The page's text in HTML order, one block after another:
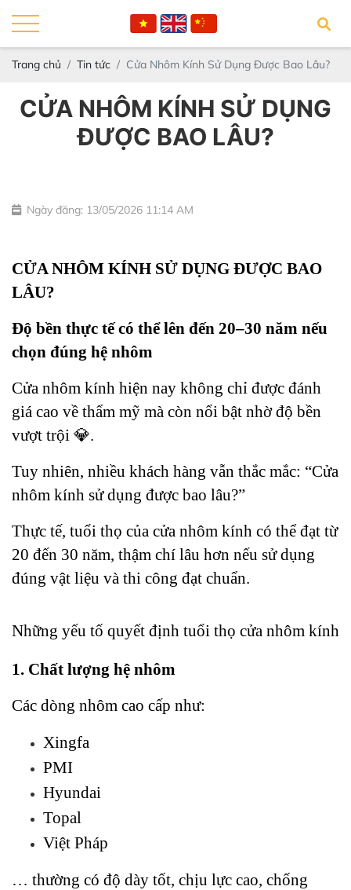
Trang chủ Tin tức Cửa Nhôm Kính Sử Dụng Được Bao Lâu?
CỬA NHÔM KÍNH SỬ DỤNG
ĐƯỢC BAO LÂU?
Ngày đăng: 13/05/2026 11:14 AM
CỬA NHÔM KÍNH SỬ DỤNG ĐƯỢC BAO
LÂU?
Độ bền thực tế có thể lên đến 20–30 năm nếu
chọn đúng hệ nhôm
Cửa nhôm kính hiện nay không chỉ được đánh
giá cao về thẩm mỹ mà còn nổi bật nhờ độ bền
vượt trội 💎.
Tuy nhiên, nhiều khách hàng vẫn thắc mắc: “Cửa
nhôm kính sử dụng được bao lâu?”
Thực tế, tuổi thọ của cửa nhôm kính có thể đạt từ
20 đến 30 năm, thậm chí lâu hơn nếu sử dụng
đúng vật liệu và thi công đạt chuẩn.
Những yếu tố quyết định tuổi thọ cửa nhôm kính
1. Chất lượng hệ nhôm
Các dòng nhôm cao cấp như:
Xingfa
PMI
Hyundai
Topal
Việt Pháp
… thường có độ dày tốt, chịu lực cao, chống